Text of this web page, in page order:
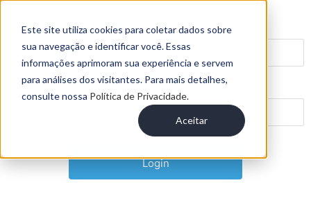
Este site utiliza cookies para coletar dados sobre
sua navegação e identificar você. Essas
informações aprimoram sua experiência e servem
para análises dos visitantes. Para mais detalhes,
consulte nossa Política de Privacidade.
Aceitar
Usuário ou E-mail
Senha